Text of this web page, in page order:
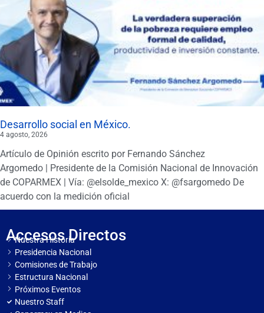
Desarrollo social en México.
4 agosto, 2026
Artículo de Opinión escrito por Fernando Sánchez
Argomedo | Presidente de la Comisión Nacional de Innovación
de COPARMEX | Vía: @elsolde_mexico X: @fsargomedo De
acuerdo con la medición oficial
Accesos Directos
Nuestra Historia
Presidencia Nacional
Comisiones de Trabajo
Estructura Nacional
Próximos Eventos
Nuestro Staff